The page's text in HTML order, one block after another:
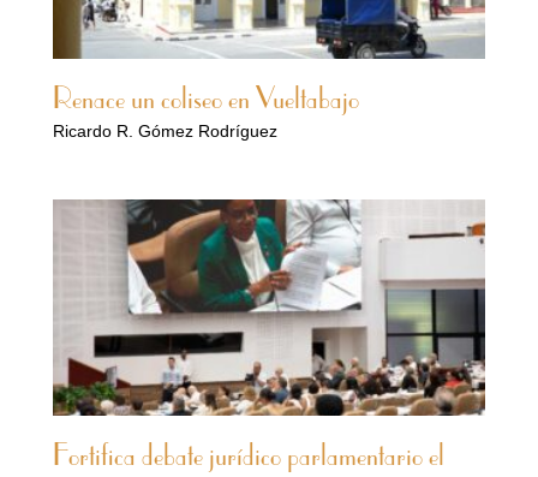
Renace un coliseo en Vueltabajo
Ricardo R. Gómez Rodríguez
Fortifica debate jurídico parlamentario el